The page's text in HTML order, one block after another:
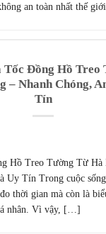
an toàn nhất thế
Tốc Đồng Hồ Treo
– Nhanh Chóng,
Tín
Hồ Treo Tường Từ
Uy Tín Trong cuộc
thời gian mà còn là
nhân. Vì vậy, […]